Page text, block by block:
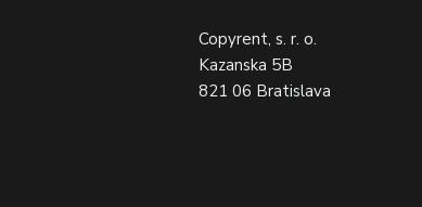
Copyrent, s. r. o.
Kazanska 5B
821 06 Bratislava